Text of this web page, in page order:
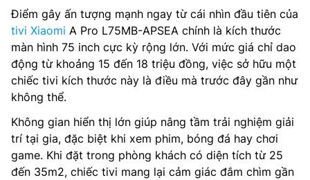
Điểm gây ấn tượng mạnh ngay từ cái nhìn đầu tiên của
tivi Xiaomi A Pro L75MB-APSEA chính là kích thước
màn hình 75 inch cực kỳ rộng lớn. Với mức giá chỉ dao
động từ khoảng 15 đến 18 triệu đồng, việc sở hữu một
chiếc tivi kích thước này là điều mà trước đây gần như
không thể.
Không gian hiển thị lớn giúp nâng tầm trải nghiệm giải
trí tại gia, đặc biệt khi xem phim, bóng đá hay chơi
game. Khi đặt trong phòng khách có diện tích từ 25
đến 35m2, chiếc tivi mang lại cảm giác đắm chìm gần